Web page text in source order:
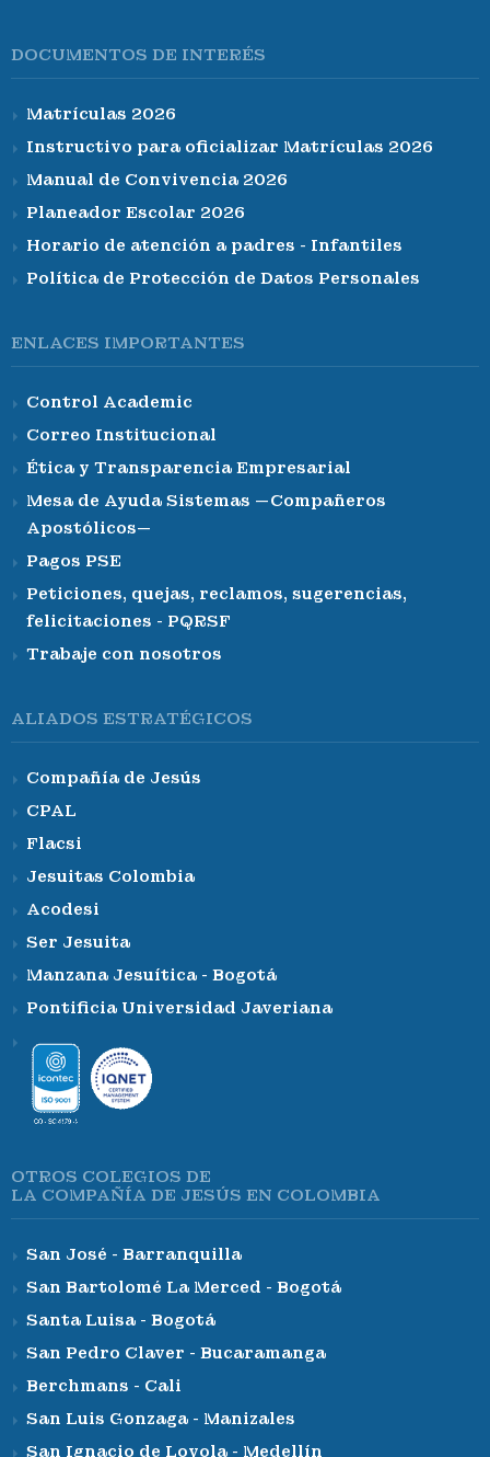
DOCUMENTOS DE INTERÉS
Matrículas 2026
Instructivo para oficializar Matrículas 2026
Manual de Convivencia 2026
Planeador Escolar 2026
Horario de atención a padres - Infantiles
Política de Protección de Datos Personales
ENLACES IMPORTANTES
Control Academic
Correo Institucional
Ética y Transparencia Empresarial
Mesa de Ayuda Sistemas —Compañeros
Apostólicos—
Pagos PSE
Peticiones, quejas, reclamos, sugerencias,
felicitaciones - PQRSF
Trabaje con nosotros
ALIADOS ESTRATÉGICOS
Compañía de Jesús
CPAL
Flacsi
Jesuitas Colombia
Acodesi
Ser Jesuita
Manzana Jesuítica - Bogotá
Pontificia Universidad Javeriana
OTROS COLEGIOS DE
LA COMPAÑÍA DE JESÚS EN COLOMBIA
San José - Barranquilla
San Bartolomé La Merced - Bogotá
Santa Luisa - Bogotá
San Pedro Claver - Bucaramanga
Berchmans - Cali
San Luis Gonzaga - Manizales
San Ignacio de Loyola - Medellín